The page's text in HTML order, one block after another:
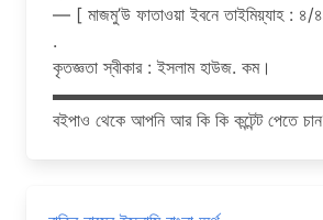
— [ মাজমু’উ ফাতাওয়া ইবনে তাইমিয়্যাহ :
.
কৃতজ্ঞতা স্বীকার : ইসলাম হাউজ. কম।
বইপাও থেকে আপনি আর কি কি কন্টেন্ট পেতে